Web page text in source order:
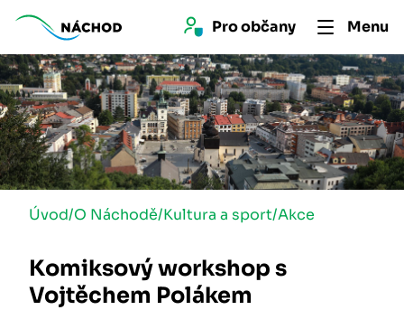
Pro občany Menu
Úvod/O Náchodě/Kultura a sport/Akce
Komiksový workshop s
Vojtěchem Polákem